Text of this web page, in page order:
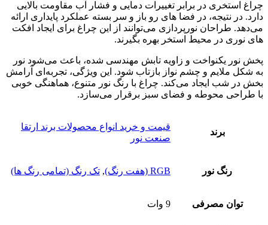
چراغ استخری در برابر تغییرات دمایی و فشار آب مقاومت بالایی
دارد. در نتیجه، در فضا های رو باز و سر بسته عملکرد پایداری ارائه
می‌دهد. طراحان نورپردازی می‌توانند از این چراغ برای ایجاد افکت‌
های نوری در محیط‌ استخر بهره بگیرند.
پخش نور یکنواخت و زاویه تابش مهندسی‌ شده، باعث می‌شود نور
به شکل ملایم و چشم‌ نواز بازتاب شود. این ویژگی، تجربه‌ای آرامش‌
بخش در شب ایجاد می‌کند. چراغ با رنگ نور متنوع، هماهنگی خوبی
با طراحی محوطه و فضای سبز برقرار می‌سازد.
برند
قیمت و خرید انواع محصولات برند ارتقا
صنعت نور
رنگ نور RGB (هفت رنگ) , تک رنگ (تمامی رنگ ها)
توان مصرفی 9 وات